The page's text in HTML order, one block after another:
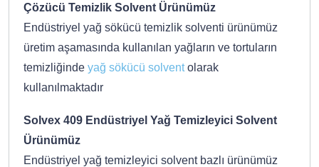
Çözücü Temizlik Solvent Ürünümüz
Endüstriyel yağ sökücü temizlik solventi ürünümüz
üretim aşamasında kullanılan yağların ve tortuların
temizliğinde yağ sökücü solventolarak
kullanılmaktadır
Solvex 409 Endüstriyel Yağ Temizleyici Solvent
Ürünümüz
Endüstriyel yağ temizleyici solvent bazlı ürünümüz